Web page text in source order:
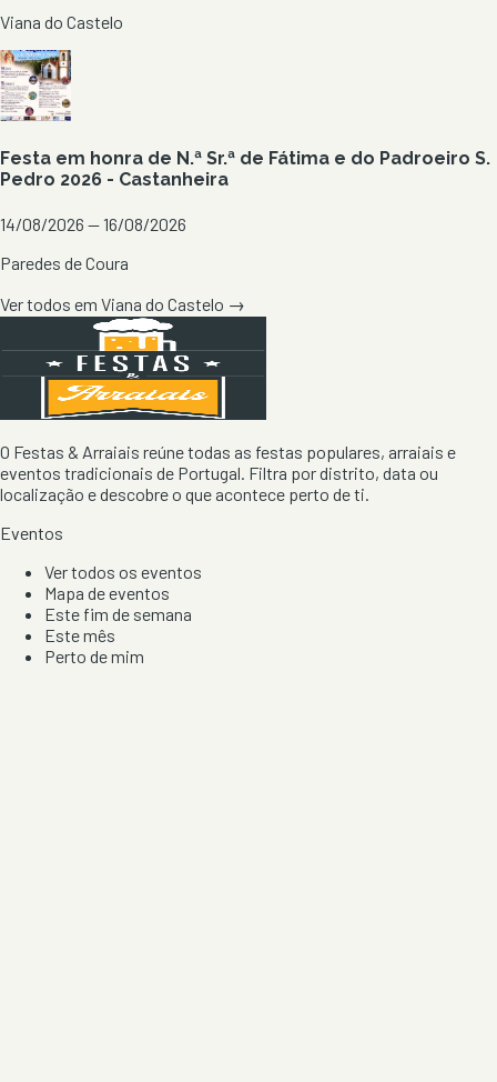
Viana do Castelo
Festa em honra de N.ª Sr.ª de Fátima e do Padroeiro S.
Pedro 2026 - Castanheira
14/08/2026 — 16/08/2026
Paredes de Coura
Ver todos em Viana do Castelo →
O Festas & Arraiais reúne todas as festas populares, arraiais e
eventos tradicionais de Portugal. Filtra por distrito, data ou
localização e descobre o que acontece perto de ti.
Eventos
Ver todos os eventos
Mapa de eventos
Este fim de semana
Este mês
Perto de mim